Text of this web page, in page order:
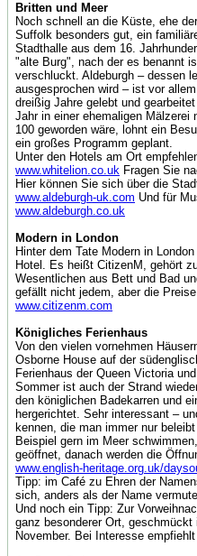
Britten und Meer
Noch schnell an die Küste, ehe
Suffolk besonders gut, ein
Stadthalle aus dem 16.
"alte Burg", nach der es benannt
verschluckt. Aldeburgh – dessen
ausgesprochen wird – ist vor
dreißig Jahre gelebt und
Jahr in einer ehemaligen
100 geworden wäre, lohnt ein
ein großes Programm geplant.
Unter den Hotels am Ort
www.whitelion.co.uk Fragen Sie
Hier können Sie sich über die
www.aldeburgh-uk.com Und für
www.aldeburgh.co.uk
Modern in London
Hinter dem Tate Modern in
Hotel. Es heißt CitizenM, gehört
Wesentlichen aus Bett und Bad
gefällt nicht jedem, aber die
www.citizenm.com
Königliches Ferienhaus
Von den vielen vornehmen
Osborne House auf der
Ferienhaus der Queen Victoria
Sommer ist auch der Strand
den königlichen Badekarren und
hergerichtet. Sehr interessant –
kennen, die man immer nur
Beispiel gern im Meer
geöffnet, danach werden die
www.english-heritage.org.uk/
Tipp: im Café zu Ehren der
sich, anders als der Name
Und noch ein Tipp: Zur
ganz besonderer Ort,
November. Bei Interesse